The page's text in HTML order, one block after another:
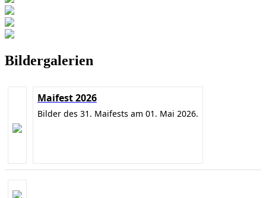
Bildergalerien
Maifest 2026
Bilder des 31. Maifests am 01. Mai 2026.